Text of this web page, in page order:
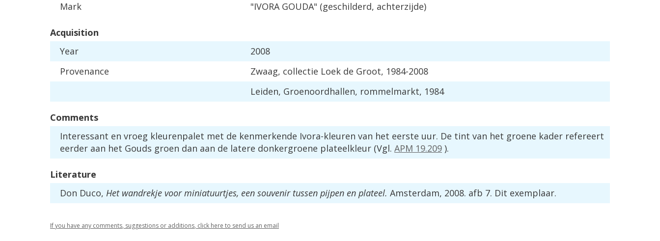
Mark
"IVORA GOUDA" (geschilderd, achterzijde)
Acquisition
Year
2008
Provenance
Zwaag, collectie Loek de Groot, 1984-2008
Leiden, Groenoordhallen, rommelmarkt, 1984
Comments
Interessant en vroeg kleurenpalet met de kenmerkende Ivora-kleuren van het eerste uur. De tint van het groene kader refereert
eerder aan het Gouds groen dan aan de latere donkergroene plateelkleur (Vgl. APM 19.209 ).
Literature
Don Duco, Het wandrekje voor miniatuurtjes, een souvenir tussen pijpen en plateel. Amsterdam, 2008. afb 7. Dit exemplaar.
Ifyou have any comments, suggestions or additions, click here to send us an email